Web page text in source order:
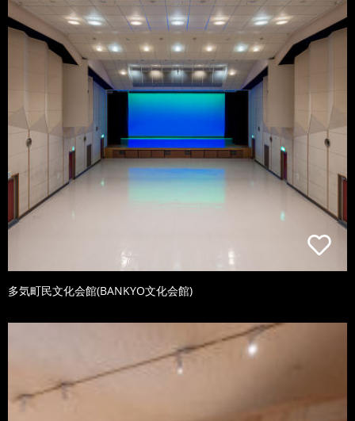
多気町民文化会館(BANKYO文化会館)